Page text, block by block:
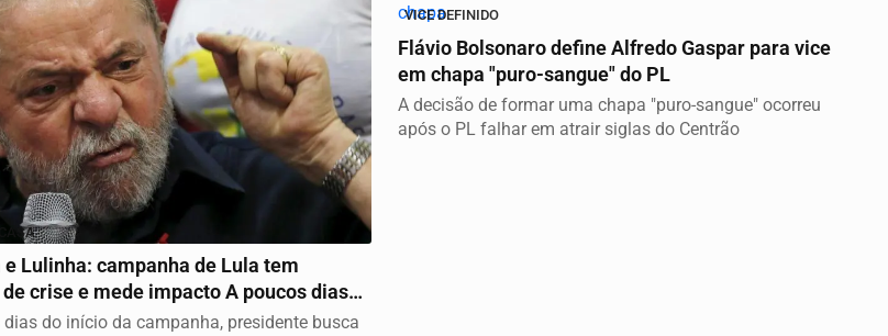
e Lulinha: campanha de Lula tem
crise e mede impacto A poucos dias
do início da campanha, presidente busca
VICE DEFINIDO
Flávio Bolsonaro define Alfredo Gaspar para vice
em chapa "puro-sangue" do PL
A decisão de formar uma chapa "puro-sangue" ocorreu
após o PL falhar em atrair siglas do Centrão